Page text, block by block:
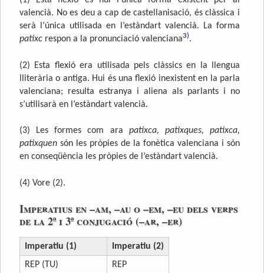
valencià. No es deu a cap de castellanisació, és clàssica i
serà l’única utilisada en l’estàndart valencià. La forma
patixc respon a la pronunciació valenciana3).
(2) Esta flexió era utilisada pels clàssics en la llengua
lliterària o antiga. Hui és una flexió inexistent en la parla
valenciana; resulta estranya i aliena als parlants i no
s’utilisarà en l’estàndart valencià.
(3) Les formes com ara patixca, patixques, patixca,
patixquen són les pròpies de la fonètica valenciana i són
en conseqüència les pròpies de l’estàndart valencià.
(4) Vore (2).
Imperatius en –am, –au o –em, –eu dels verps
de la 2ª i 3ª conjugació (–ar, –er)
Imperatiu (1)
Imperatiu (2)
REP (TU)
REP